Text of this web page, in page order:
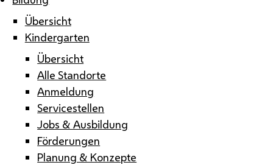
Übersicht
Kindergarten
Übersicht
Alle Standorte
Anmeldung
Servicestellen
Jobs & Ausbildung
Förderungen
Planung & Konzepte